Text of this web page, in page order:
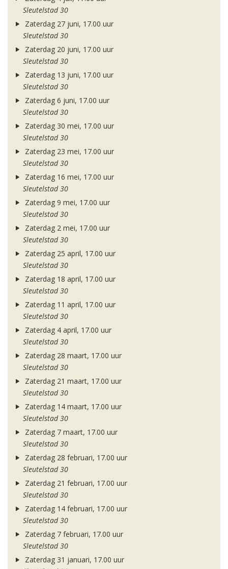
Sleutelstad 30
Zaterdag 27 juni, 17.00 uur
Sleutelstad 30
Zaterdag 20 juni, 17.00 uur
Sleutelstad 30
Zaterdag 13 juni, 17.00 uur
Sleutelstad 30
Zaterdag 6 juni, 17.00 uur
Sleutelstad 30
Zaterdag 30 mei, 17.00 uur
Sleutelstad 30
Zaterdag 23 mei, 17.00 uur
Sleutelstad 30
Zaterdag 16 mei, 17.00 uur
Sleutelstad 30
Zaterdag 9 mei, 17.00 uur
Sleutelstad 30
Zaterdag 2 mei, 17.00 uur
Sleutelstad 30
Zaterdag 25 april, 17.00 uur
Sleutelstad 30
Zaterdag 18 april, 17.00 uur
Sleutelstad 30
Zaterdag 11 april, 17.00 uur
Sleutelstad 30
Zaterdag 4 april, 17.00 uur
Sleutelstad 30
Zaterdag 28 maart, 17.00 uur
Sleutelstad 30
Zaterdag 21 maart, 17.00 uur
Sleutelstad 30
Zaterdag 14 maart, 17.00 uur
Sleutelstad 30
Zaterdag 7 maart, 17.00 uur
Sleutelstad 30
Zaterdag 28 februari, 17.00 uur
Sleutelstad 30
Zaterdag 21 februari, 17.00 uur
Sleutelstad 30
Zaterdag 14 februari, 17.00 uur
Sleutelstad 30
Zaterdag 7 februari, 17.00 uur
Sleutelstad 30
Zaterdag 31 januari, 17.00 uur